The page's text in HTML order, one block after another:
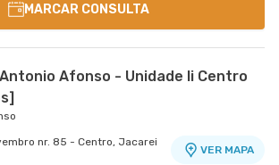
MARCAR CONSULTA
Afonso - Unidade Ii Centro
nr. 85 - Centro, Jacarei
VER MAPA